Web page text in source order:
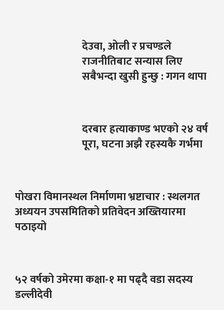
देउवा, ओली र प्रचण्डले
राजनीतिबाट सन्यास लिए
सबैभन्दा खुसी हुन्छु : गगन थापा
दरबार हत्याकाण्ड भएको २४ वर्ष
पूरा, घटना अझै रहस्यकै गर्भमा
पोखरा विमानस्थल निर्माणमा भ्रष्टाचार : स्थलगत
अध्ययन उपसमितिको प्रतिवेदन अख्तियारमा
पठाइयो
५२ वर्षको उमेरमा कक्षा-१ मा पढ्दै वडा सदस्य
डल्लीदेवी